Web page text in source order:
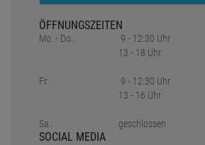
ÖFFNUNGSZEITEN
Mo. - Do.:
Fr:
Sa.:
9 - 12:30 Uhr
13 - 18 Uhr
9 - 12:30 Uhr
13 - 16 Uhr
geschlossen
SOCIAL MEDIA